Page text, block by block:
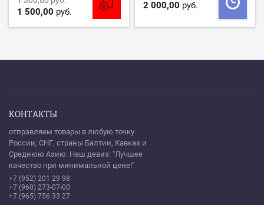
1 500,00 руб.
2 000,00 руб.
КОНТАКТЫ
отправляем товары в любую точку
России, СНГ, страны Балтии, Кавказ и
Среднюю Азию. Наш девиз: "Лучшее
качество при минимальной цене!"
+7 (952) 201 29 98
+7 (960) 273-07-00
+7 (965) 756 33 27